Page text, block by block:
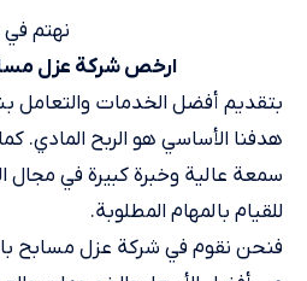
نهتم في
ارخص شركة عزل
بتقديم أفضل الخدمات
هدفنا الأساسي هو الربح المادي.
سمعة عالية وخبرة كبيرة في مجال
للقيام بالمهام المطلوبة.
فنحن نقوم في شركة عزل مسابح